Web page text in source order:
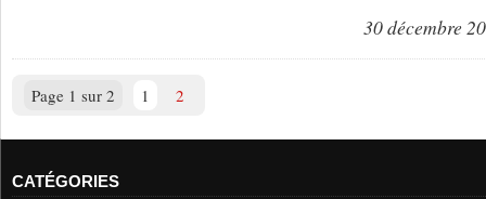
30 décembre
Page 1 sur 2 1 2
CATÉGORIES